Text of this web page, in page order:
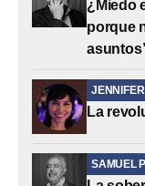
¿Miedo
porque
La
SAMUEL